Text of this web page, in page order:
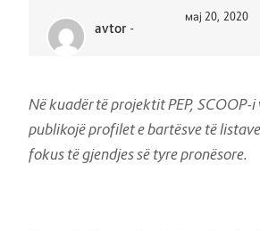
avtor -
мај 20, 2020
Në kuadër të projektit PEP, SCOOP-i
publikojë profilet e bartësve të
fokus të gjendjes së tyre pronësore.